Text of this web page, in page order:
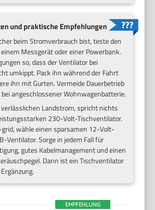
und praktische Empfehlungen
beim Stromverbrauch bist, teste den
Messgerät oder einer Powerbank.
so, dass der Ventilator bei
umkippt. Pack ihn während der Fahrt
ihn mit Gurten. Vermeide Dauerbetrieb
angeschlossener Wohnwagenbatterie.
verlässlichen Landstrom, spricht nichts
230-Volt-Tischventilator.
wähle einen sparsamen 12-Volt-
Ventilator. Sorge in jedem Fall für
gutes Kabelmanagement und einen
Dann ist ein Tischventilator
EMPFEHLUNG